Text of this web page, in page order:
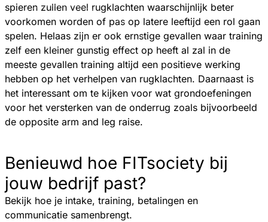
spieren zullen veel rugklachten waarschijnlijk beter
voorkomen worden of pas op latere leeftijd een rol gaan
spelen. Helaas zijn er ook ernstige gevallen waar training
zelf een kleiner gunstig effect op heeft al zal in de
meeste gevallen training altijd een positieve werking
hebben op het verhelpen van rugklachten. Daarnaast is
het interessant om te kijken voor wat grondoefeningen
voor het versterken van de onderrug zoals bijvoorbeeld
de opposite arm and leg raise.
Benieuwd hoe FITsociety bij
jouw bedrijf past?
Bekijk hoe je intake, training, betalingen en
communicatie samenbrengt.